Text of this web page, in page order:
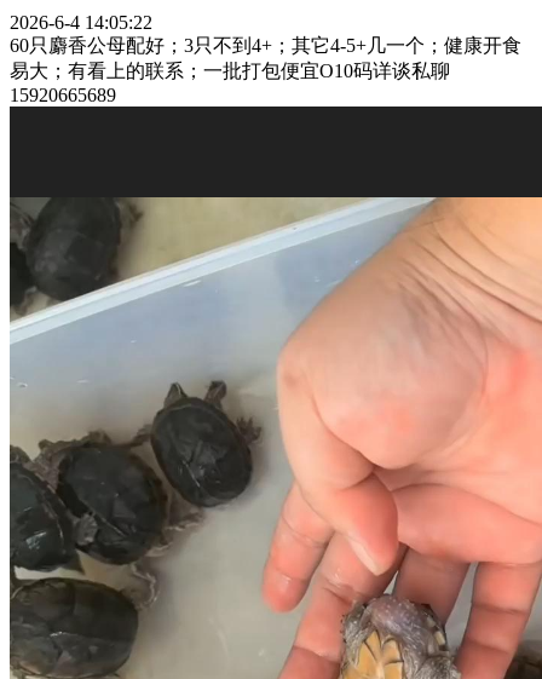
2026-6-4 14:05:22
60只麝香公母配好；3只不到4+；其它4-5+几一个；健康开食
易大；有看上的联系；一批打包便宜O10码详谈私聊
15920665689